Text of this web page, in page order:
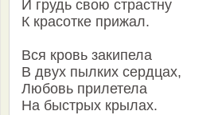
И грудь свою страстну
К красотке прижал.
Вся кровь закипела
В двух пылких сердцах,
Любовь прилетела
На быстрых крылах.